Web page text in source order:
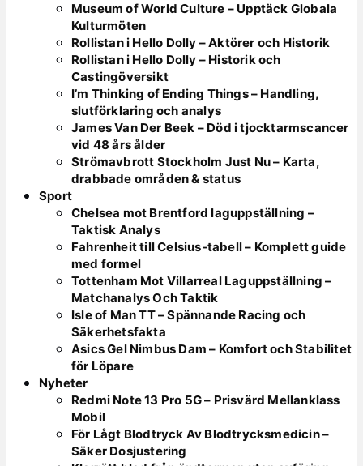
Museum of World Culture – Upptäck Globala
Kulturmöten
Rollistan i Hello Dolly – Aktörer och Historik
Rollistan i Hello Dolly – Historik och
Castingöversikt
I’m Thinking of Ending Things – Handling,
slutförklaring och analys
James Van Der Beek – Död i tjocktarmscancer
vid 48 års ålder
Strömavbrott Stockholm Just Nu – Karta,
drabbade områden & status
Sport
Chelsea mot Brentford laguppställning –
Taktisk Analys
Fahrenheit till Celsius-tabell – Komplett guide
med formel
Tottenham Mot Villarreal Laguppställning –
Matchanalys Och Taktik
Isle of Man TT – Spännande Racing och
Säkerhetsfakta
Asics Gel Nimbus Dam – Komfort och Stabilitet
för Löpare
Nyheter
Redmi Note 13 Pro 5G – Prisvärd Mellanklass
Mobil
För Lågt Blodtryck Av Blodtrycksmedicin –
Säker Dosjustering